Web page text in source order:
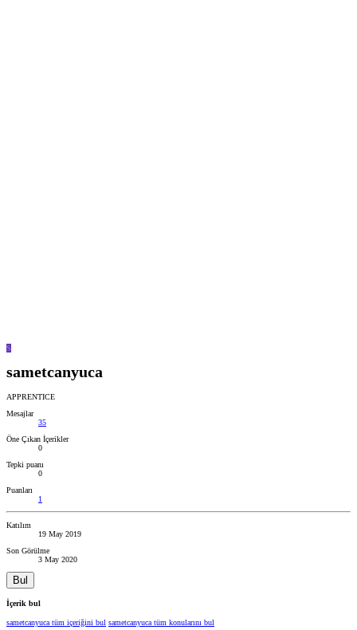
S
sametcanyuca
APPRENTICE
Mesajlar
35
Öne Çıkan İçerikler
0
Tepki puanı
0
Puanları
1
Katılım
19 May 2019
Son Görülme
3 May 2020
Bul
İçerik bul
sametcanyuca tüm içeriğini bul sametcanyuca tüm konularını bul